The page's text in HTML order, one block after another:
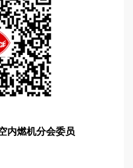
内燃机分会委员